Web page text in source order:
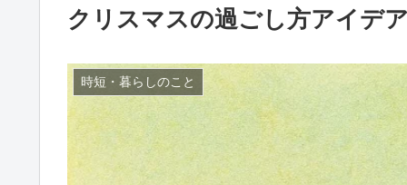
クリスマスの過ごし方アイデ
時短・暮らしのこと